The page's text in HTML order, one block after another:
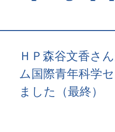
ＨＰ森谷文香さ
ム国際青年科学
ました（最終）